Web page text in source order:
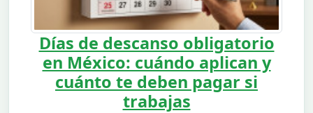
Días de descanso obligatorio
en México: cuándo aplican y
cuánto te deben pagar si
trabajas